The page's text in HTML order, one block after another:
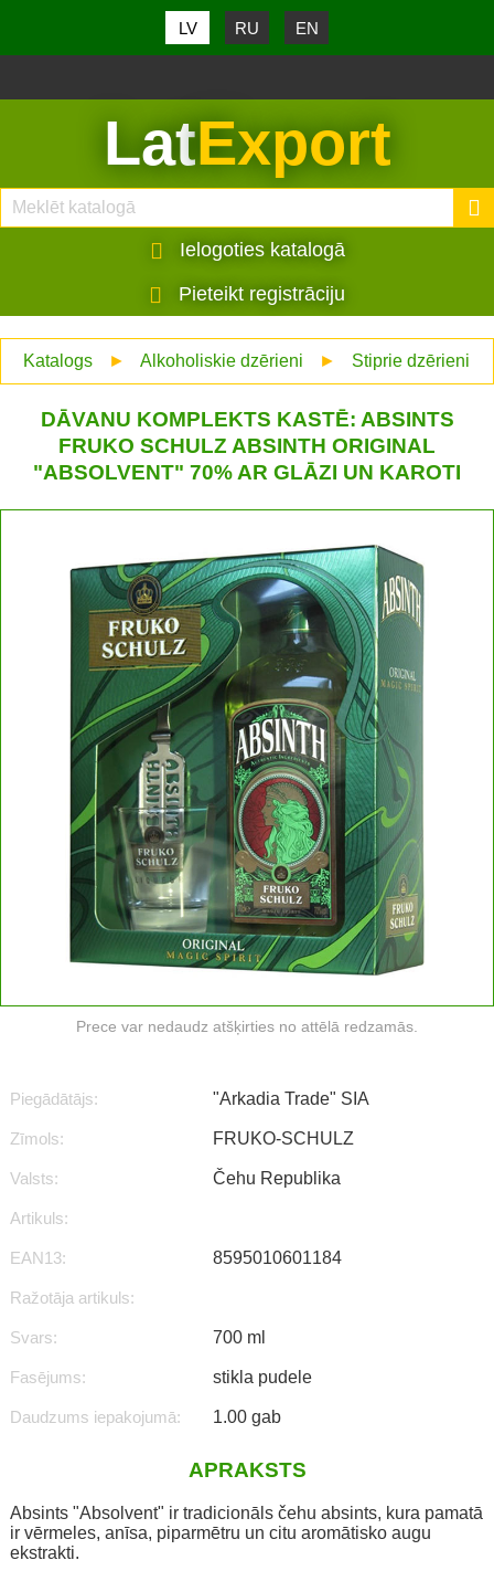
LV RU EN
LatExport
Ielogoties katalogā
Pieteikt registrāciju
Katalogs ► Alkoholiskie dzērieni ► Stiprie dzērieni
DĀVANU KOMPLEKTS KASTĒ: ABSINTS
FRUKO SCHULZ ABSINTH ORIGINAL
"ABSOLVENT" 70% AR GLĀZI UN KAROTI
Prece var nedaudz atšķirties no attēlā redzamās.
Piegādātājs: "Arkadia Trade" SIA
Zīmols: FRUKO-SCHULZ
Valsts: Čehu Republika
Artikuls:
EAN13: 8595010601184
Ražotāja artikuls:
Svars: 700 ml
Fasējums: stikla pudele
Daudzums iepakojumā: 1.00 gab
APRAKSTS
Absints "Absolvent" ir tradicionāls čehu absints, kura pamatā
ir vērmeles, anīsa, piparmētru un citu aromātisko augu
ekstrakti.